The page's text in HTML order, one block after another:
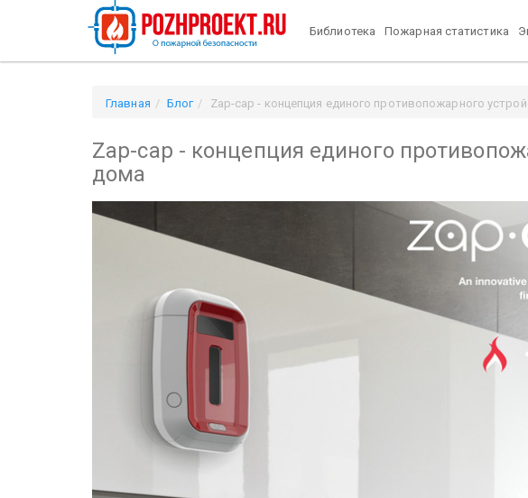
Библиотека Пожарная статистика
Главная Блог Zap-cap - концепция единого противопожарного
Zap-cap - концепция единого
дома